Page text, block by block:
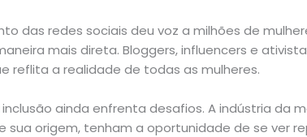
das redes sociais deu voz a milhões de
mais direta. Bloggers, influencers e
reflita a realidade de todas as mulheres.
ainda enfrenta desafios. A indústria da
origem, tenham a oportunidade de se ver